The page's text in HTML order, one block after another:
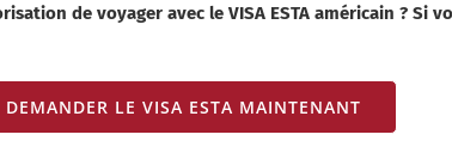
de voyager avec le VISA ESTA américain ? Si
DEMANDER LE VISA ESTA MAINTENANT